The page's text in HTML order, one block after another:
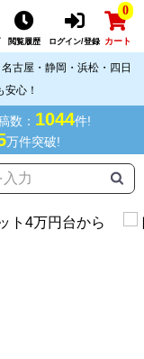
閲覧履歴 ログイン/登録
0
カート
古屋・静岡・浜松・四日
安心！
数： 1044件!
万件突破!